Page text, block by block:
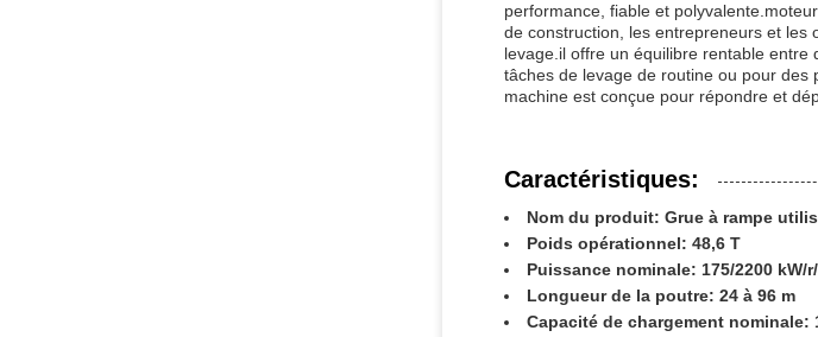
performance, fiable et
de construction, les entrepreneurs et les
levage.il offre un équilibre rentable
tâches de levage de routine ou pour
machine est conçue pour répondre et
Caractéristiques:
Nom du produit: Grue à rampe
Poids opérationnel: 48,6 T
Puissance nominale: 175/2200 kW/
Longueur de la poutre: 24 à 96 m
Capacité de chargement nominale: